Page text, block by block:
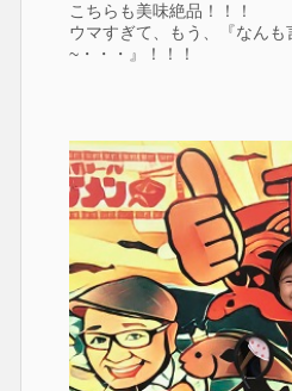
こちらも美味絶品！！！
ウマすぎて、もう、『なんも
~・・・』！！！